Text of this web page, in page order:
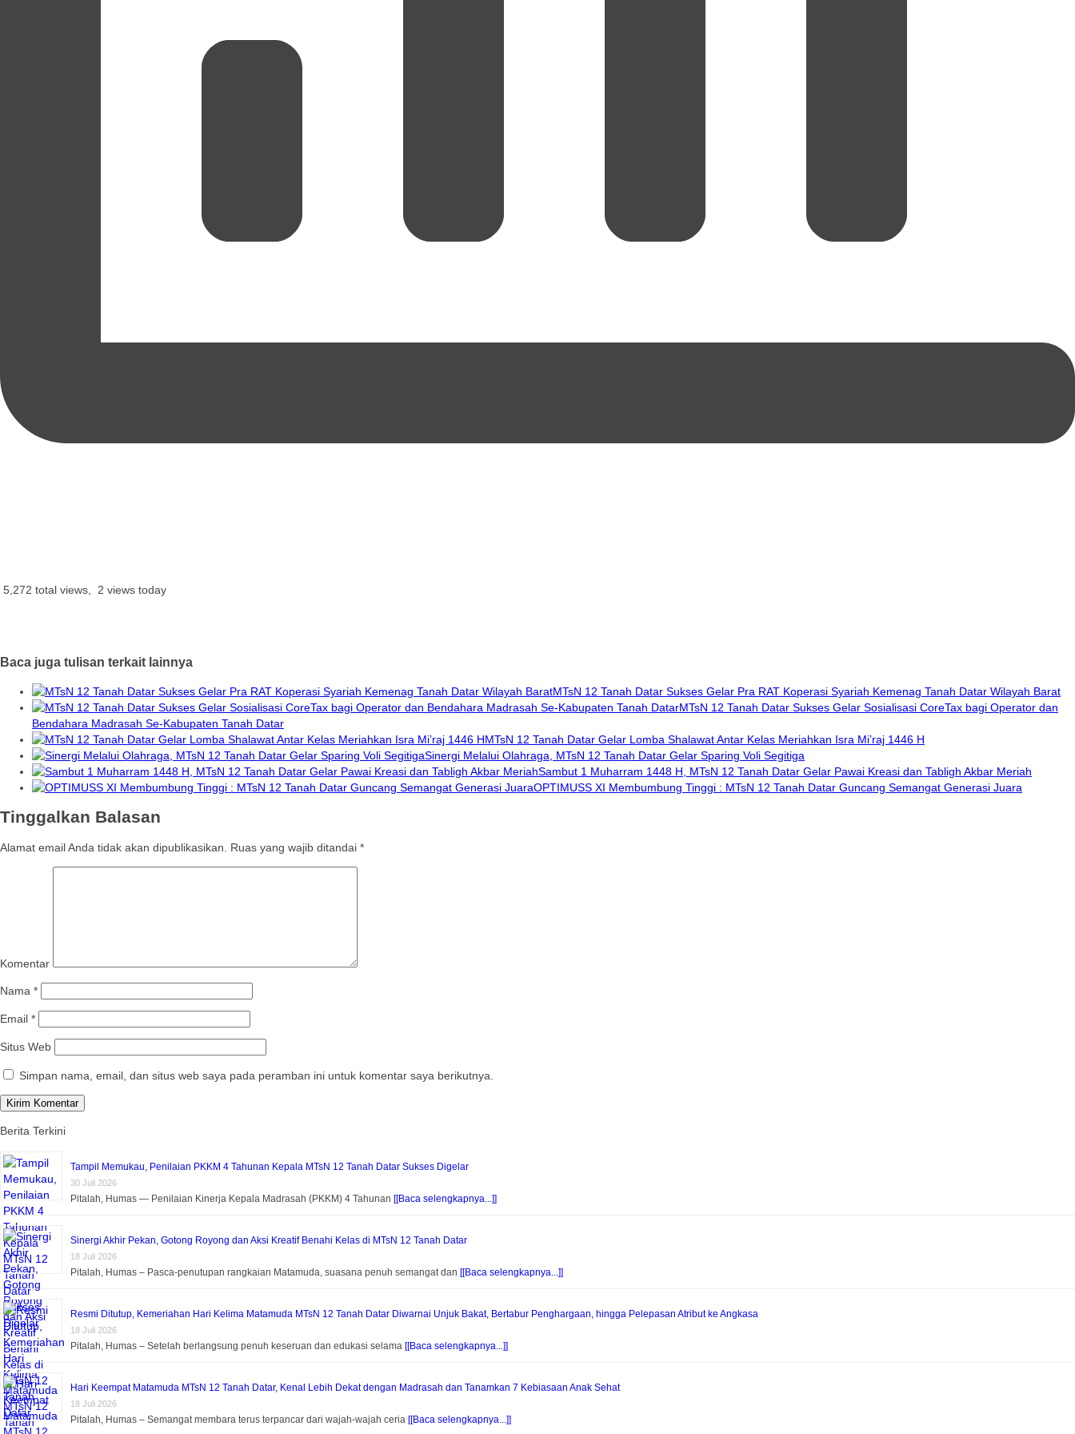
5,272 total views, 2 views today
Baca juga tulisan terkait lainnya
MTsN 12 Tanah Datar Sukses Gelar Pra RAT Koperasi Syariah Kemenag Tanah Datar Wilayah Barat
MTsN 12 Tanah Datar Sukses Gelar Sosialisasi CoreTax bagi Operator dan
Bendahara Madrasah Se-Kabupaten Tanah Datar
MTsN 12 Tanah Datar Gelar Lomba Shalawat Antar Kelas Meriahkan Isra Mi’raj 1446 H
Sinergi Melalui Olahraga, MTsN 12 Tanah Datar Gelar Sparing Voli Segitiga
Sambut 1 Muharram 1448 H, MTsN 12 Tanah Datar Gelar Pawai Kreasi dan Tabligh Akbar Meriah
OPTIMUSS XI Membumbung Tinggi : MTsN 12 Tanah Datar Guncang Semangat Generasi Juara
Tinggalkan Balasan
Alamat email Anda tidak akan dipublikasikan. Ruas yang wajib ditandai *
Komentar
Nama *
Email *
Situs Web
Simpan nama, email, dan situs web saya pada peramban ini untuk komentar saya berikutnya.
Berita Terkini
Tampil Memukau, Penilaian PKKM 4 Tahunan Kepala MTsN 12 Tanah Datar Sukses Digelar
30 Juli 2026
Pitalah, Humas — Penilaian Kinerja Kepala Madrasah (PKKM) 4 Tahunan [[Baca selengkapnya...]]
Sinergi Akhir Pekan, Gotong Royong dan Aksi Kreatif Benahi Kelas di MTsN 12 Tanah Datar
18 Juli 2026
Pitalah, Humas – Pasca-penutupan rangkaian Matamuda, suasana penuh semangat dan [[Baca selengkapnya...]]
Resmi Ditutup, Kemeriahan Hari Kelima Matamuda MTsN 12 Tanah Datar Diwarnai Unjuk Bakat, Bertabur Penghargaan, hingga Pelepasan Atribut ke Angkasa
18 Juli 2026
Pitalah, Humas – Setelah berlangsung penuh keseruan dan edukasi selama [[Baca selengkapnya...]]
Hari Keempat Matamuda MTsN 12 Tanah Datar, Kenal Lebih Dekat dengan Madrasah dan Tanamkan 7 Kebiasaan Anak Sehat
18 Juli 2026
Pitalah, Humas – Semangat membara terus terpancar dari wajah-wajah ceria [[Baca selengkapnya...]]